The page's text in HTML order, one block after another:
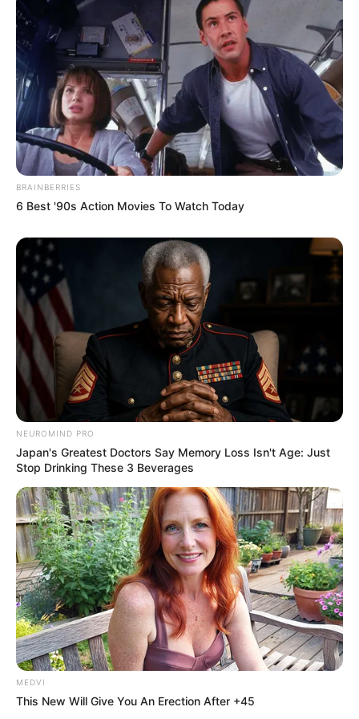
Os agentes comunitários
de Ipatinga
Imagem/Reprodução/Prefeitura de Ipatinga .
Desde agosto de 2022, as equipes têm participado de cursos
técnicos oferecidos pelo projeto, visando aprimorar sua atuação
nas comunidades. Os cursos tiveram como objetivo oferecer uma
base teórica sólida para a atuação desses agentes, garantindo a
qualidade do trabalho desenvolvido por eles.
BRAINBERRIES
6 Best '90s Action Movies To Watch Today
NEUROMIND PRO
Japan's Greatest Doctors Say Memory Loss Isn't Age: Just
Stop Drinking These 3 Beverages
MEDVI
This New Will Give You An Erection After +45